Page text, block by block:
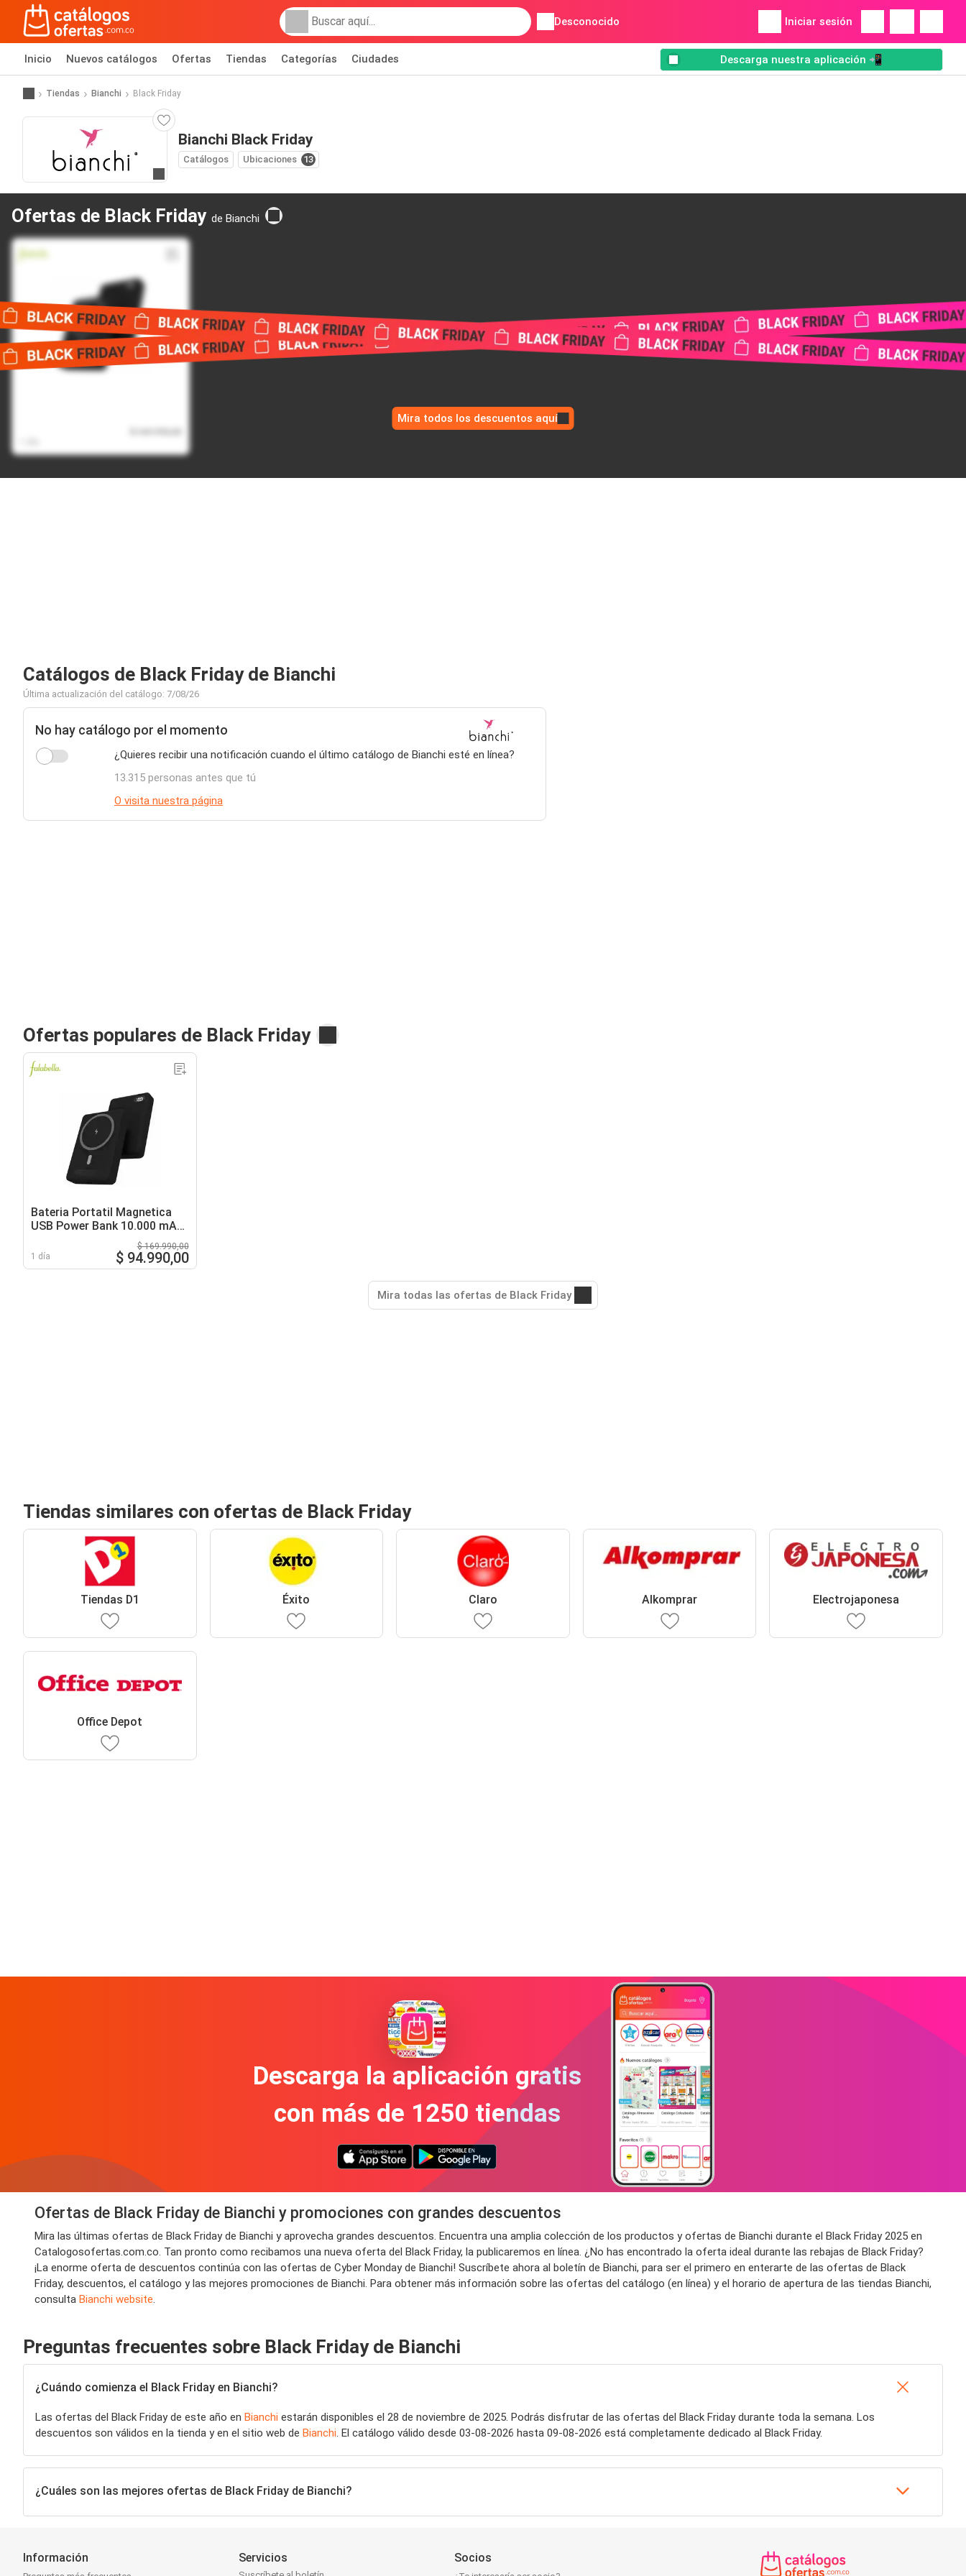
Desconocido Iniciar sesión
Inicio Nuevos catálogos Ofertas Tiendas Categorías Ciudades Descarga nuestra aplicación 📲
Tiendas Bianchi Black Friday
Bianchi Black Friday
Catálogos Ubicaciones 13
Ofertas de Black Friday de Bianchi
Mira todos los descuentos aquí
Catálogos de Black Friday de Bianchi
Última actualización del catálogo: 7/08/26
No hay catálogo por el momento
¿Quieres recibir una notificación cuando el último catálogo de Bianchi esté en línea?
13.315 personas antes que tú
O visita nuestra página
Ofertas populares de Black Friday
Bateria Portatil Magnetica
USB Power Bank 10.000 mAh
1 día
$ 169.990,00
$ 94.990,00
Mira todas las ofertas de Black Friday
Tiendas similares con ofertas de Black Friday
Tiendas D1 Éxito Claro Alkomprar Electrojaponesa
Office Depot
Descarga la aplicación gratis
con más de 1250 tiendas
Ofertas de Black Friday de Bianchi y promociones con grandes descuentos
Mira las últimas ofertas de Black Friday de Bianchi y aprovecha grandes descuentos. Encuentra una amplia colección de los productos y ofertas de Bianchi durante el Black Friday 2025 en
Catalogosofertas.com.co. Tan pronto como recibamos una nueva oferta del Black Friday, la publicaremos en línea. ¿No has encontrado la oferta ideal durante las rebajas de Black Friday?
¡La enorme oferta de descuentos continúa con las ofertas de Cyber Monday de Bianchi! Suscríbete ahora al boletín de Bianchi, para ser el primero en enterarte de las ofertas de Black
Friday, descuentos, el catálogo y las mejores promociones de Bianchi. Para obtener más información sobre las ofertas del catálogo (en línea) y el horario de apertura de las tiendas Bianchi,
consulta Bianchi website.
Preguntas frecuentes sobre Black Friday de Bianchi
¿Cuándo comienza el Black Friday en Bianchi?
Las ofertas del Black Friday de este año en Bianchi estarán disponibles el 28 de noviembre de 2025. Podrás disfrutar de las ofertas del Black Friday durante toda la semana. Los
descuentos son válidos en la tienda y en el sitio web de Bianchi. El catálogo válido desde 03-08-2026 hasta 09-08-2026 está completamente dedicado al Black Friday.
¿Cuáles son las mejores ofertas de Black Friday de Bianchi?
Información Servicios Socios